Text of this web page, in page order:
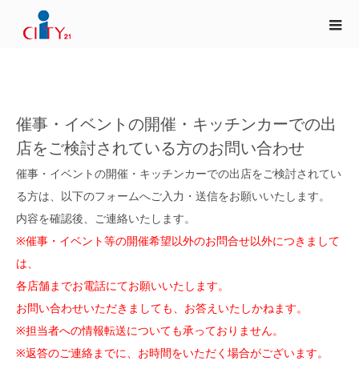
催事・イベントの開催・キッチンカーでの出
店をご検討されている方のお問い合わせ
催事・イベントの開催・キッチンカーでの出店をご検討されてい
る方は、以下のフォームへご入力・送信をお願いいたします。
内容を確認後、ご連絡いたします。
※催事・イベント等の開催希望以外のお問合せ以外につきまして
は、
各店舗までお電話にてお願いいたします。
お問い合わせいただきましても、お答えいたしかねます。
※担当者への情報転送についても承っておりません。
※返答のご連絡までに、お時間をいただく場合がございます。